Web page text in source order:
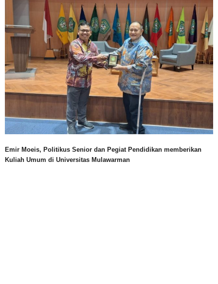
Emir Moeis, Politikus Senior dan Pegiat Pendidikan memberikan
Kuliah Umum di Universitas Mulawarman